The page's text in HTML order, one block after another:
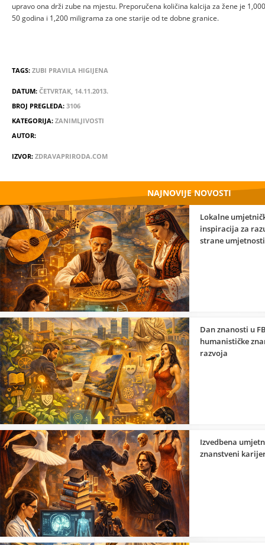
upravo ona drži zube na mjestu. Preporučena količina kalcija za žene je
50 godina i 1,200 miligrama za one starije od te dobne granice.
TAGS: ZUBI PRAVILA HIGIJENA
DATUM: ČETVRTAK, 14.11.2013.
BROJ PREGLEDA: 3106
KATEGORIJA: ZANIMLJIVOSTI
AUTOR:
IZVOR: ZDRAVAPRIRODA.COM
NAJNOVIJE NOVOSTI
Lokalne
inspiracija za
strane umjetnosti
Dan znanosti u
humanističke
razvoja
Izvedbena
znanstveni